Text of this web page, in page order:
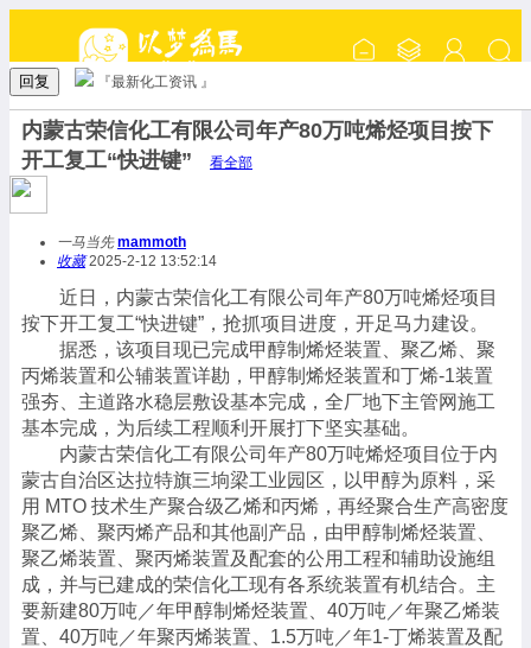
回复 『最新化工资讯 』
内蒙古荣信化工有限公司年产80万吨烯烃项目按下
开工复工“快进键”
看全部
一马当先 mammoth
收藏2025-2-12 13:52:14
近日，内蒙古荣信化工有限公司年产80万吨烯烃项目
按下开工复工“快进键”，抢抓项目进度，开足马力建设。
据悉，该项目现已完成甲醇制烯烃装置、聚乙烯、聚
丙烯装置和公辅装置详勘，甲醇制烯烃装置和丁烯-1装置
强夯、主道路水稳层敷设基本完成，全厂地下主管网施工
基本完成，为后续工程顺利开展打下坚实基础。
内蒙古荣信化工有限公司年产80万吨烯烃项目位于内
蒙古自治区达拉特旗三垧梁工业园区，以甲醇为原料，采
用 MTO 技术生产聚合级乙烯和丙烯，再经聚合生产高密度
聚乙烯、聚丙烯产品和其他副产品，由甲醇制烯烃装置、
聚乙烯装置、聚丙烯装置及配套的公用工程和辅助设施组
成，并与已建成的荣信化工现有各系统装置有机结合。主
要新建80万吨／年甲醇制烯烃装置、40万吨／年聚乙烯装
置、40万吨／年聚丙烯装置、1.5万吨／年1-丁烯装置及配